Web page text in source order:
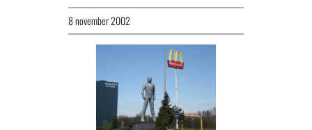
8 november 2002